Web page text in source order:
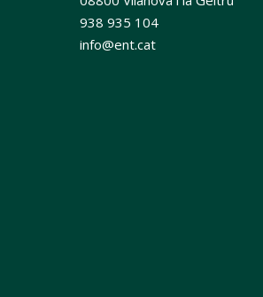
938 935 104
info@ent.cat